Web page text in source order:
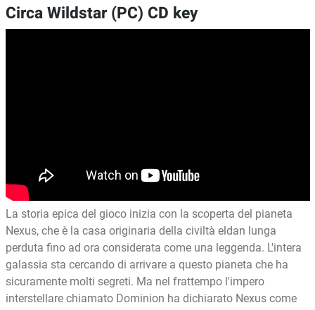
Circa Wildstar (PC) CD key
La storia epica del gioco inizia con la scoperta del pianeta
Nexus, che è la casa originaria della civiltà eldan lunga
perduta fino ad ora considerata come una leggenda. L'intera
galassia sta cercando di arrivare a questo pianeta che ha
sicuramente molti segreti. Ma nel frattempo l'impero
interstellare chiamato Dominion ha dichiarato Nexus come